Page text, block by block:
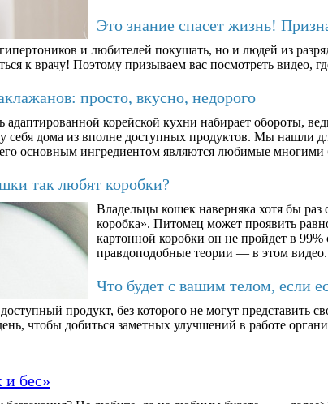
Это знание спасет жизнь!
и любителей покушать, но и людей из
к врачу! Поэтому призываем вас посмотреть видео,
просто, вкусно, недорого
адаптированной корейской кухни набирает обороты,
себя дома из вполне доступных продуктов. Мы нашли
основным ингредиентом являются любимые многими
так любят коробки?
Владельцы кошек наверняка хотя бы
коробка». Питомец может проявить
картонной коробки он не пройдет в
правдоподобные теории — в этом видео.
Что будет с вашим телом, если
продукт, без которого не могут представить
чтобы добиться заметных улучшений в работе
и бес»